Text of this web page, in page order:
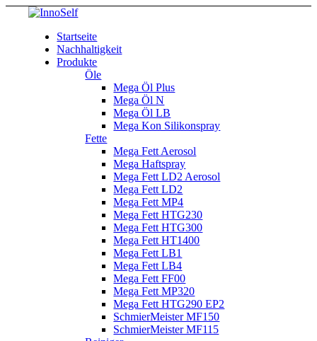
Startseite
Nachhaltigkeit
Produkte
Öle
Mega Öl Plus
Mega Öl N
Mega Öl LB
Mega Kon Silikonspray
Fette
Mega Fett Aerosol
Mega Haftspray
Mega Fett LD2 Aerosol
Mega Fett LD2
Mega Fett MP4
Mega Fett HTG230
Mega Fett HTG300
Mega Fett HT1400
Mega Fett LB1
Mega Fett LB4
Mega Fett FF00
Mega Fett MP320
Mega Fett HTG290 EP2
SchmierMeister MF150
SchmierMeister MF115